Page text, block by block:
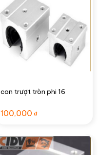
con trượt tròn phi 16
100,000 ₫